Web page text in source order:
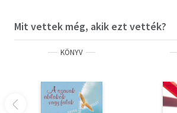
alkalmazok a saját házasságomban.
Mit vettek még, akik ezt vették?
KÖNYV